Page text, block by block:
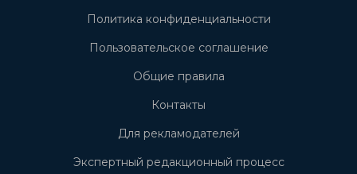
Политика конфиденциальности
Пользовательское соглашение
Общие правила
Контакты
Для рекламодателей
Экспертный редакционный процесс